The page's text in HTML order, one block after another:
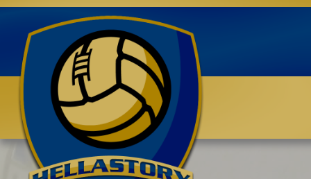
Benvenuti su HELLASTORY.net